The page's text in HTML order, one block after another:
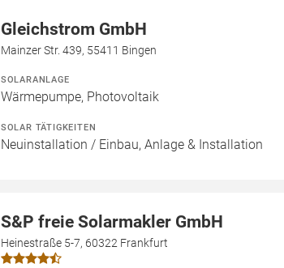
Gleichstrom GmbH
Mainzer Str. 439, 55411 Bingen
SOLARANLAGE
Wärmepumpe, Photovoltaik
SOLAR TÄTIGKEITEN
Neuinstallation / Einbau, Anlage & Installation
S&P freie Solarmakler GmbH
Heinestraße 5-7, 60322 Frankfurt